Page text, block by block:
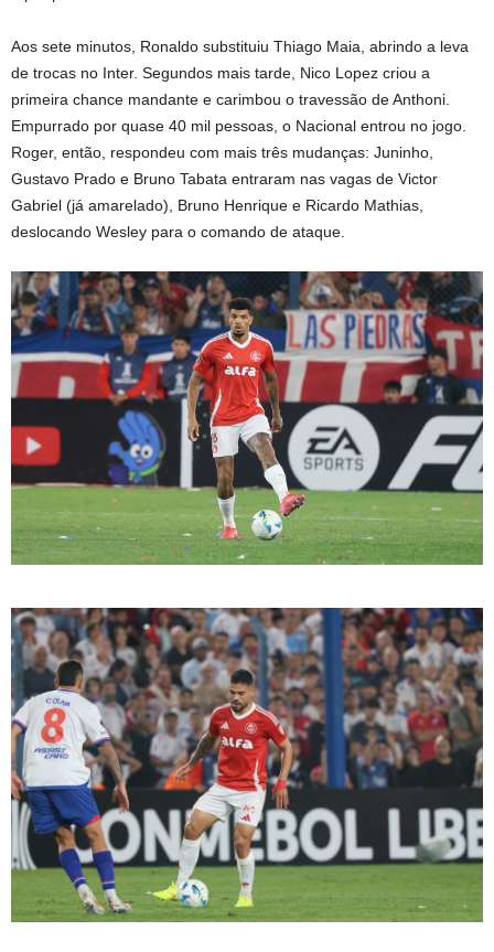
Aos sete minutos, Ronaldo substituiu Thiago Maia, abrindo a leva
de trocas no Inter. Segundos mais tarde, Nico Lopez criou a
primeira chance mandante e carimbou o travessão de Anthoni.
Empurrado por quase 40 mil pessoas, o Nacional entrou no jogo.
Roger, então, respondeu com mais três mudanças: Juninho,
Gustavo Prado e Bruno Tabata entraram nas vagas de Victor
Gabriel (já amarelado), Bruno Henrique e Ricardo Mathias,
deslocando Wesley para o comando de ataque.